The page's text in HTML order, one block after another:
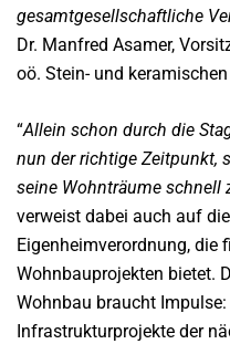
gesamtgesellschaftliche
Dr. Manfred Asamer,
oö. Stein- und
“Allein schon durch die
nun der richtige Zeitpunkt,
seine Wohnträume schnell
verweist dabei auch auf
Eigenheimverordnung, die
Wohnbauprojekten bietet.
Wohnbau braucht
Infrastrukturprojekte der